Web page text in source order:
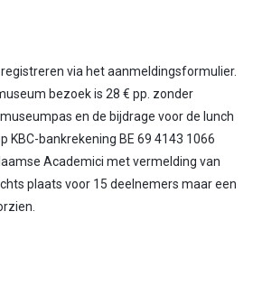
via het aanmeldingsformulier.
bezoek is 28 € pp. zonder
en de bijdrage voor de lunch
KBC-bankrekening BE 69 4143 1066
Academici met vermelding van
plaats voor 15 deelnemers maar een